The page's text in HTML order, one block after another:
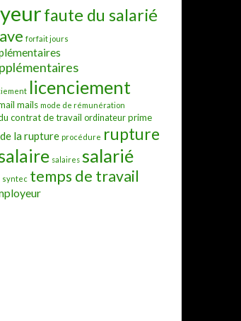
faute du salarié
forfait jours
licenciement
mails mode de rémunération
contrat de travail ordinateur prime
la rupture procédure rupture
salaires salarié
syntec temps de travail